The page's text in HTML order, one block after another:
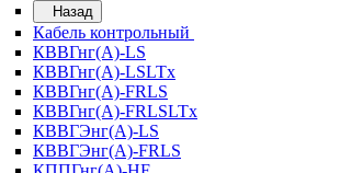
Назад
Кабель контрольный
КВВГнг(А)-LS
КВВГнг(А)-LSLTx
КВВГнг(А)-FRLS
КВВГнг(А)-FRLSLTx
КВВГЭнг(А)-LS
КВВГЭнг(А)-FRLS